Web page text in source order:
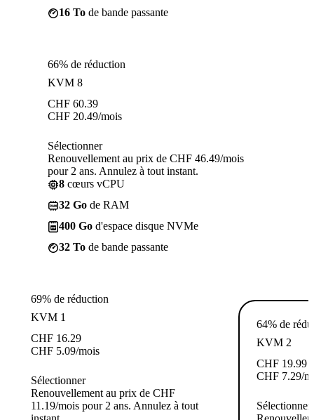
16 To de bande passante
66% de réduction
KVM 8
CHF 60.39
CHF 20.49/mois
Sélectionner
Renouvellement au prix de CHF 46.49/mois
pour 2 ans. Annulez à tout instant.
8 cœurs vCPU
32 Go de RAM
400 Go d'espace disque NVMe
32 To de bande passante
69% de réduction
KVM 1
CHF 16.29
CHF 5.09/mois
Sélectionner
Renouvellement au prix de CHF
11.19/mois pour 2 ans. Annulez à tout
64% de
KVM 2
CHF 19.99
CHF 7.29/
Sélectionner